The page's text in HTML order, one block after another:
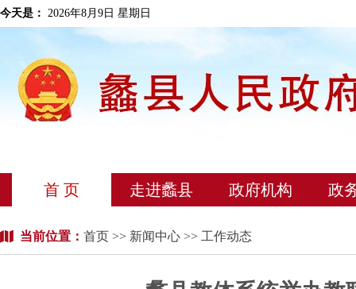
今天是： 2026年8月9日 星期日
首 页 走进蠡县 政府机构 政
当前位置： 首页 >> 新闻中心 >> 工作动态